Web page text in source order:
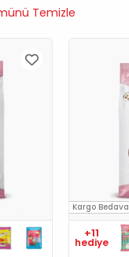
Temizle
Kargo Bedava
+11
hediye